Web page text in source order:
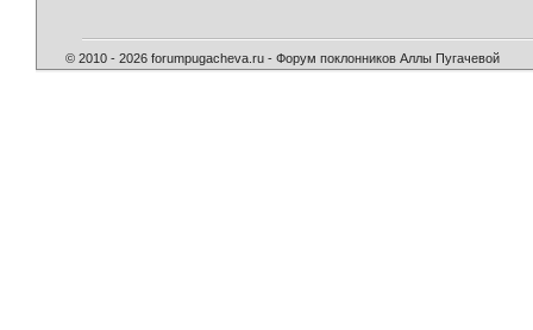
© 2010 - 2026 forumpugacheva.ru - Форум поклонников Аллы Пугачевой